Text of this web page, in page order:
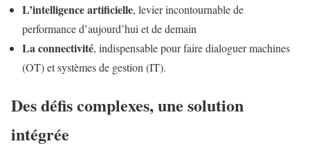
L’intelligence artificielle, levier incontournable de
performance d’aujourd’hui et de demain
La connectivité, indispensable pour faire dialoguer machines
(OT) et systèmes de gestion (IT).
Des défis complexes, une solution
intégrée